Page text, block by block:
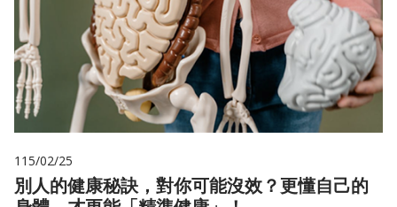
115/02/25
別人的健康秘訣，對你可能沒效？更懂自己的